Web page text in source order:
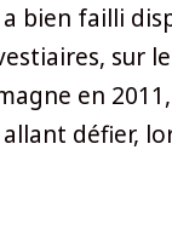
a bien failli
sur
en
défier,